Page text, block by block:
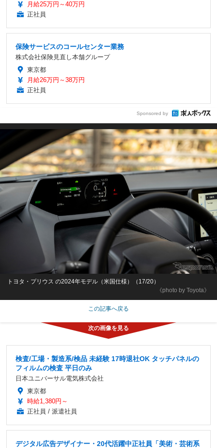
月給25万円～40万円
正社員
保険サービスのコールセンター業務
株式会社保険見直し本舗グループ
東京都
月給26万円～38万円
正社員
Sponsored by
《photo by Toyota》
トヨタ・プリウス の2024年モデル（米国仕様）（17/20）
この記事へ戻る
検査/工場・製造系/検品 未経験 17時退社OK タッチパネルの
フィルムの検査 平日のみ
日本ユニバーサル電気株式会社
東京都
時給1,380円～
正社員 / 派遣社員
デジタル広告デザイナー・20代活躍中正社員「美術・芸術系